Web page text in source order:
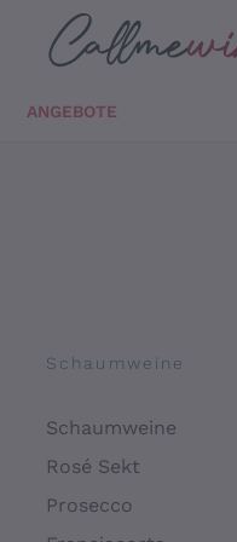
Zum Hauptinhalt springen
ANGEBOTE
Schaumweine
Schaumweine
Rosé Sekt
Prosecco